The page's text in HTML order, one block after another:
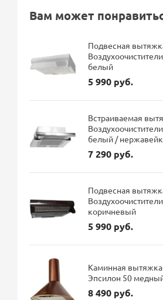
Вам может
Подвесная
белый
5 990 руб.
Встраиваемая
белый /
7 290 руб.
Подвесная
коричневый
5 990 руб.
Каминная вытяжка
Эпсилон 50
8 490 руб.